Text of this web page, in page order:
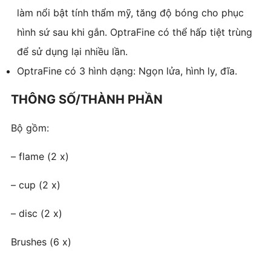
làm nổi bật tính thẩm mỹ, tăng độ bóng cho phục
hình sứ sau khi gắn. OptraFine có thể hấp tiệt trùng
để sử dụng lại nhiều lần.
OptraFine có 3 hình dạng: Ngọn lửa, hình ly, đĩa.
THÔNG SỐ/THÀNH PHẦN
Bộ gồm:
– flame (2 x)
– cup (2 x)
– disc (2 x)
Brushes (6 x)